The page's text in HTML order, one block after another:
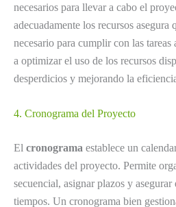
necesarios para llevar a cabo el
adecuadamente los recursos asegura
necesario para cumplir con las tareas
a optimizar el uso de los recursos
desperdicios y mejorando la
4. Cronograma del Proyecto
El cronograma establece un
actividades del proyecto. Permite
secuencial, asignar plazos y
tiempos. Un cronograma bien